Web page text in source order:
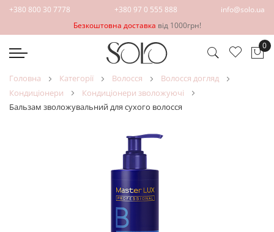
+380 800 30 7778 +380 97 0 555 888
info@solo.ua
Безкоштовна доставка від 1000грн!
0
головна категорії волосся
волосся догляд
кондиціонери
кондиціонери зволожуючі
Бальзам зволожувальний для сухого волосся